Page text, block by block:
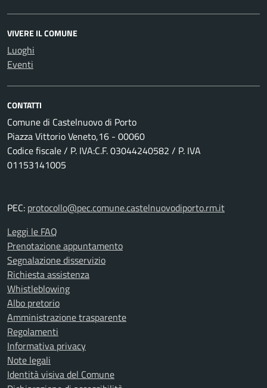
VIVERE IL COMUNE
Luoghi
Eventi
CONTATTI
Comune di Castelnuovo di Porto
Piazza Vittorio Veneto,16 - 00060
Codice fiscale / P. IVA:C.F. 03044240582 / P. IVA
01153141005
PEC: protocollo@pec.comune.castelnuovodiporto.rm.it
Leggi le FAQ
Prenotazione appuntamento
Segnalazione disservizio
Richiesta assistenza
Whistleblowing
Albo pretorio
Amministrazione trasparente
Regolamenti
Informativa privacy
Note legali
Identità visiva del Comune